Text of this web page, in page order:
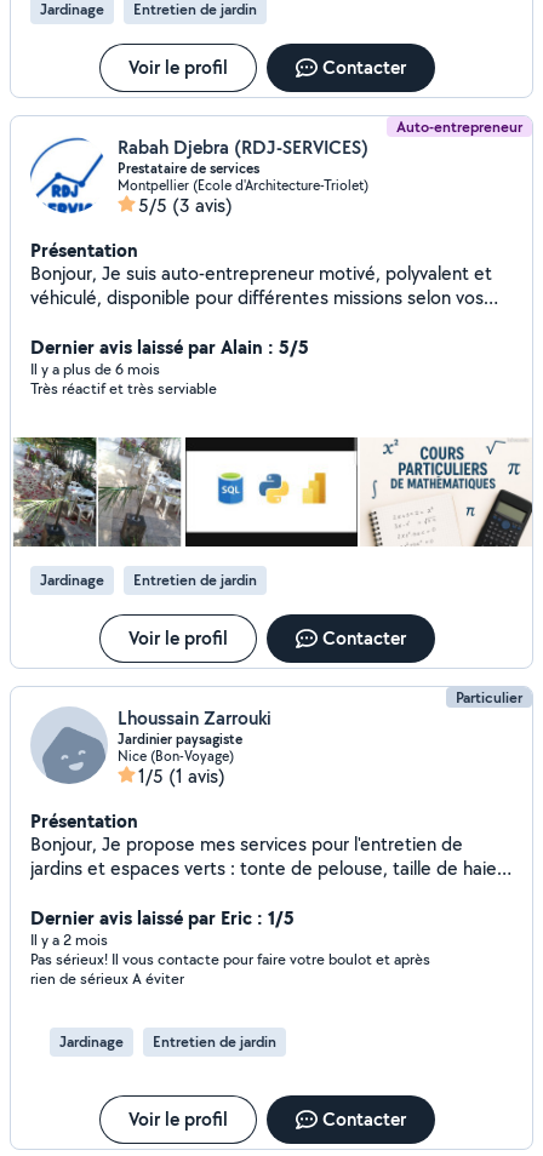
à votre écoute pour réaliser vos projets : -Création de
jardins. -Débroussaillage/tonte des pelouse. -Tailles des
haies/arbustes. -Élagage/abattage . -Ramassage des
herbicide. -Piscine (entretien).
Jardinage Entretien de jardin
Voir le profil Contacter
Auto-entrepreneur
Rabah Djebra (RDJ-SERVICES)
Prestataire de services
Montpellier (Ecole d'Architecture-Triolet)
5/5 (3 avis)
Présentation
Bonjour, Je suis auto-entrepreneur motivé, polyvalent et
véhiculé, disponible pour différentes missions selon vos
de maisons, appartements ou hôtels, nettoyage après
travaux, vitres, sols, linge et repassage. - Jardinage :
ramassage des feuilles, taille légère, entretien des
au déménagement, peinture ou maçonnerie simple. -
Traitement de données : génération de rapports,
visualisation statistiques et services numériques. - Cours
de soutien en mathématiques : aide pour collégiens et
lycéens avec des explications claires et adaptées. Je
m'engage à réaliser chaque mission avec soin, ponctualité
et professionnalisme. N'hésitez pas à me contacter, je
serai ravi de vous aider !
Dernier avis laissé par Alain : 5/5
Il y a plus de 6 mois
Très réactif et très serviable
Jardinage Entretien de jardin
Voir le profil Contacter
Particulier
Lhoussain Zarrouki
Jardinier paysagiste
Nice (Bon-Voyage)
1/5 (1 avis)
Présentation
Bonjour, Je propose mes services pour l'entretien de
jardins et espaces verts : tonte de pelouse, taille de haies,
évacuation des déchets verts et petits travaux
d'aménagement paysager. Sérieux, ponctuel et soigneux,
je travaille proprement et je m'adapte à chaque demande
: entretien régulier, remise en état d'un jardin, intervention
me déplacer pour voir le travail à effectuer et proposer un
tarif clair selon la surface, l'état du jardin et le type
votre jardin pour une première estimation rapide.
Dernier avis laissé par Eric : 1/5
Il y a 2 mois
Pas sérieux! Il vous contacte pour faire votre boulot et après
rien de sérieux A éviter
Jardinage Entretien de jardin
Voir le profil Contacter